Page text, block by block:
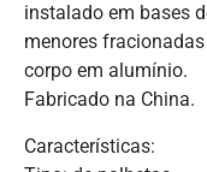
instalado em bases
menores
corpo em alumínio.
Fabricado na China.
Características: